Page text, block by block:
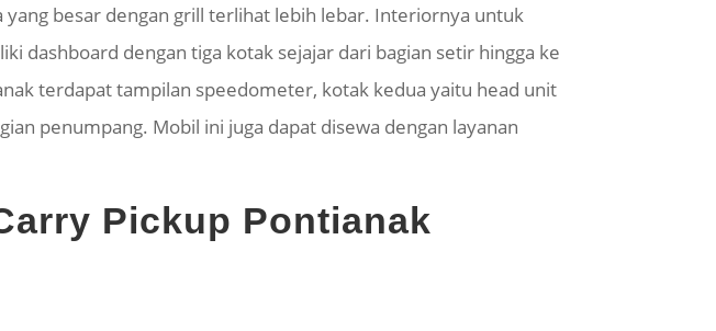
besar dengan grill terlihat lebih lebar. Interiornya untuk
dashboard dengan tiga kotak sejajar dari bagian setir hingga ke
terdapat tampilan speedometer, kotak kedua yaitu head unit
penumpang. Mobil ini juga dapat disewa dengan layanan
Pickup Pontianak